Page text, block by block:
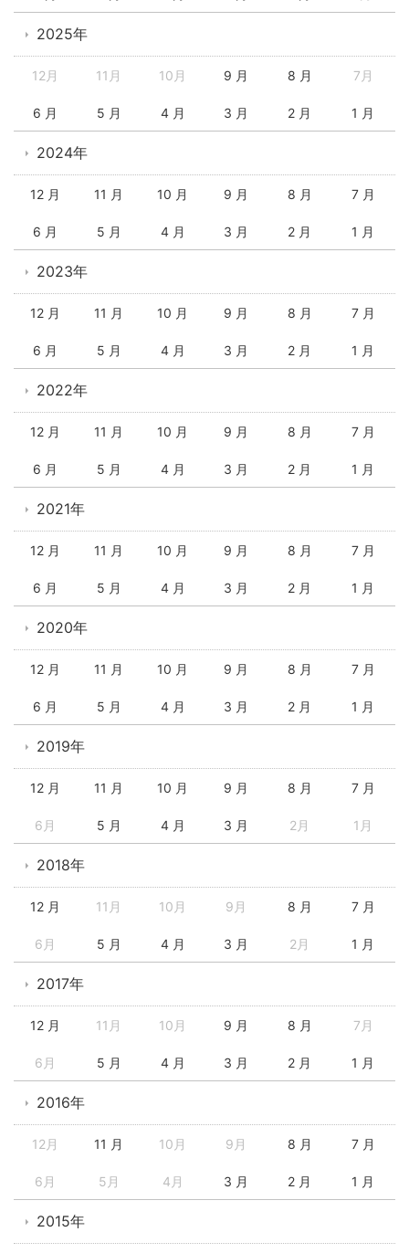
2025年
12月 11月 10月 9 月 8 月 7月
6 月 5 月 4 月 3 月 2 月 1 月
2024年
12 月 11 月 10 月 9 月 8 月 7 月
6 月 5 月 4 月 3 月 2 月 1 月
2023年
12 月 11 月 10 月 9 月 8 月 7 月
6 月 5 月 4 月 3 月 2 月 1 月
2022年
12 月 11 月 10 月 9 月 8 月 7 月
6 月 5 月 4 月 3 月 2 月 1 月
2021年
12 月 11 月 10 月 9 月 8 月 7 月
6 月 5 月 4 月 3 月 2 月 1 月
2020年
12 月 11 月 10 月 9 月 8 月 7 月
6 月 5 月 4 月 3 月 2 月 1 月
2019年
12 月 11 月 10 月 9 月 8 月 7 月
6月 5 月 4 月 3 月 2月 1月
2018年
12 月 11月 10月 9月 8 月 7 月
6月 5 月 4 月 3 月 2月 1 月
2017年
12 月 11月 10月 9 月 8 月 7月
6月 5 月 4 月 3 月 2 月 1 月
2016年
12月 11 月 10月 9月 8 月 7 月
6月 5月 4月 3 月 2 月 1 月
2015年